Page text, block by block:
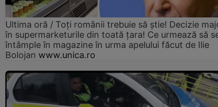
Ultima oră / Toți românii trebuie să știe! Decizie
în supermarketurile din toată țara! Ce urmează să
întâmple în magazine în urma apelului făcut de Ilie
Bolojan www.unica.ro